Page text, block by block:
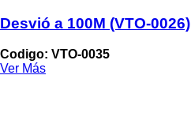
Desvió a 100M (VTO-0026)
Codigo: VTO-0035
Ver Más